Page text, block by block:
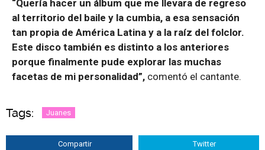
“Quería hacer un álbum que me llevara de regreso
al territorio del baile y la cumbia, a esa sensación
tan propia de América Latina y a la raíz del folclor.
Este disco también es distinto a los anteriores
porque finalmente pude explorar las muchas
facetas de mi personalidad”, comentó el cantante.
Tags: Juanes
Compartir Twitter